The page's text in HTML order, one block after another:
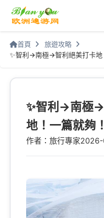
首頁
旅遊攻略
✨智利→南極→智利絕美打卡地
✨智利→南極
地！一篇就夠！
作者：旅行專家